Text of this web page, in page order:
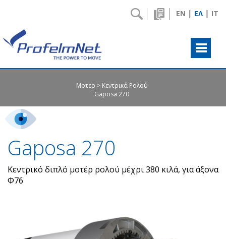
Μοτερ
Κεντρικά Ρολού
Gaposa 270
Gaposa 270
Κεντρικό διπλό μοτέρ ρολού μέχρι 380 κιλά, για άξονα
Φ76
EN | ΕΛ | IT